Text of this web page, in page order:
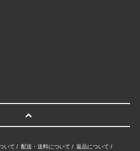
いて / 配送・送料について / 返品について /